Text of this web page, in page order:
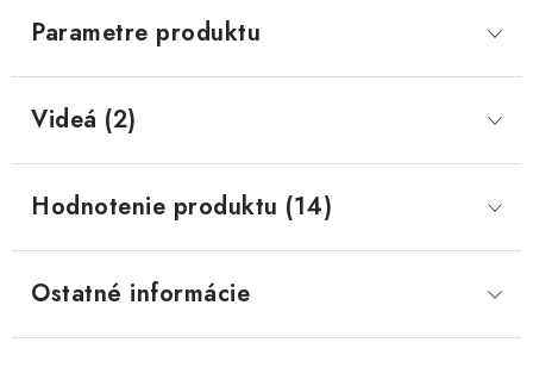
Parametre produktu
Videá (2)
Hodnotenie produktu (14)
Ostatné informácie